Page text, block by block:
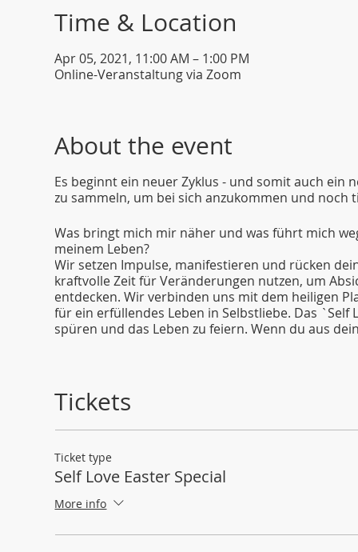
Time & Location
Apr 05, 2021, 11:00 AM – 1:00 PM
Online-Veranstaltung via Zoom
About the event
Es beginnt ein neuer Zyklus - und somit auch ein
zu sammeln, um bei sich anzukommen und noch
Was bringt mich mir näher und was führt mich
meinem Leben?
Wir setzen Impulse, manifestieren und rücken
kraftvolle Zeit für Veränderungen nutzen, um
entdecken. Wir verbinden uns mit dem heiligen
für ein erfüllendes Leben in Selbstliebe. Das
spüren und das Leben zu feiern. Wenn du aus
WAS DU BRAUCHST?
Du benötigst einen Laptop/Computer mit einem
die kleine App ZOOM runter (aktuellste Version
Drüberziehen (Decke, Socken, etc.) für die
Sitzkissen. Für Hatha und Yin optional
Dann bitte auch Zettel und Stifte parat haben! : )
Tickets
Ticket type
Self Love Easter Special
More info